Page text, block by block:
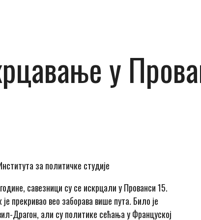
у
за политичке студије
савезници су се искрцали у Прованси 15.
прекривао вео заборава више пута. Било је
Драгон, али су политике сећања у Француској